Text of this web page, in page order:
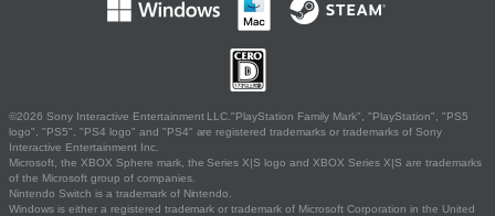
©2026 Sony Interactive Entertainment LLC."PlayStation Family Mark", "PlayStation", "PS5
logo", "PS5", "PS4 logo" and "PS4" are registered trademarks or trademarks of Sony
Interactive Entertainment Inc.
Microsoft, the XBOX Sphere mark, the Series X|S logo and XBOX Series X|S are trademarks
of the Microsoft group of companies.
Nintendo Switch is a trademark of Nintendo.
Windows is either a registered trademark or trademark of Microsoft Corporation in the United